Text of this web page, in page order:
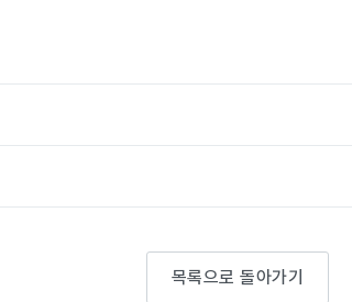
목록으로 돌아가기